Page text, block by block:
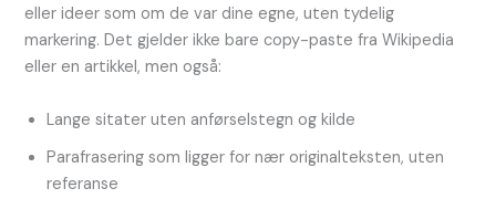
eller ideer som om de var dine egne, uten tydelig
markering. Det gjelder ikke bare copy-paste fra Wikipedia
eller en artikkel, men også:
Lange sitater uten anførselstegn og kilde
Parafrasering som ligger for nær originalteksten, uten
referanse